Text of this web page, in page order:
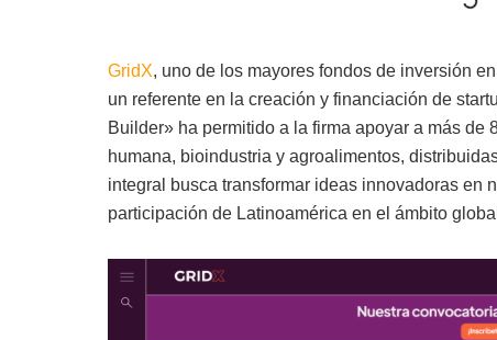
GridX, uno de los mayores fondos de inversión
un referente en la creación y financiación de
Builder» ha permitido a la firma apoyar a más de
humana, bioindustria y agroalimentos,
integral busca transformar ideas innovadoras en
participación de Latinoamérica en el ámbito